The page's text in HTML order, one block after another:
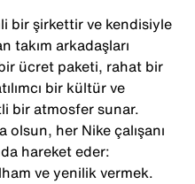
bir şirkettir ve kendisiyle
takım arkadaşları
ücret paketi, rahat bir
bir kültür ve
bir atmosfer sunar.
her Nike çalışanı
hareket eder:
ve yenilik vermek.